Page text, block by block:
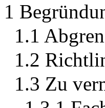
1
1.1
1.2
1.3 Zu